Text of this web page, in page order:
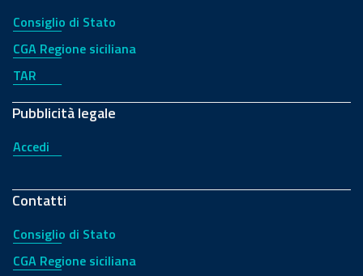
Consiglio di Stato
CGA Regione siciliana
TAR
Pubblicità legale
Accedi
Contatti
Consiglio di Stato
CGA Regione siciliana